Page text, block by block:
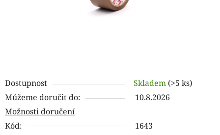
Dostupnost Skladem (>5 ks)
Můžeme doručit do:
10.8.2026
Možnosti doručení
Kód:
1643